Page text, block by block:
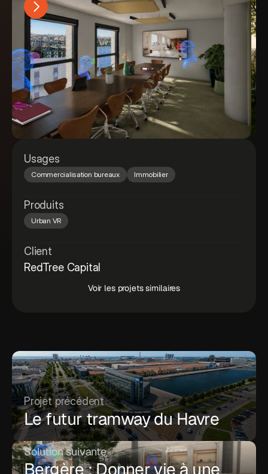
Usages
Commercialisation bureaux Immobilier
Produits
Urban VR
Client
RedTree Capital
Voir les projets similaires
Projet précédent
Le futur tramway du Havre
Solution suivante
Bergère : Donner vie à une